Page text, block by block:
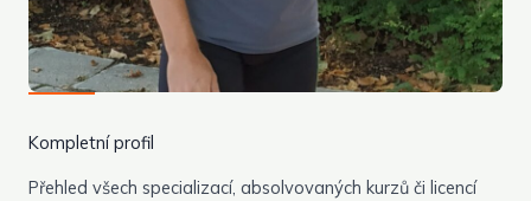
Kompletní profil
Přehled všech specializací, absolvovaných kurzů či licencí